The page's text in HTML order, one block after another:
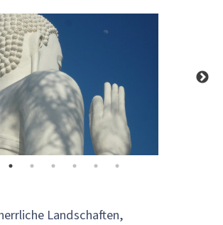
Landschaften,